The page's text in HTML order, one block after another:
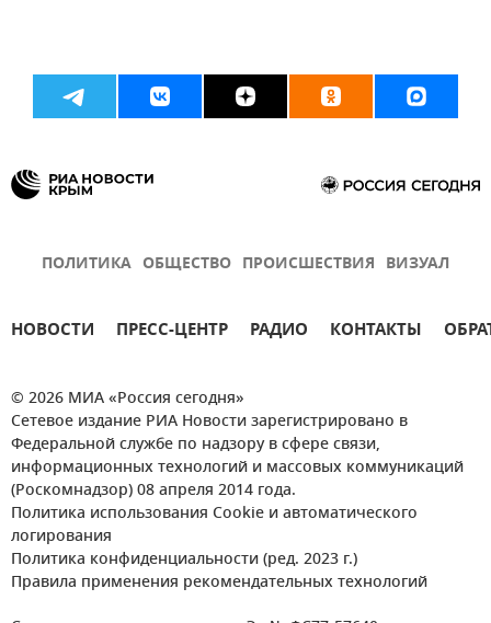
ПОЛИТИКА ОБЩЕСТВО ПРОИСШЕСТВИЯ ВИЗУАЛ
НОВОСТИ ПРЕСС-ЦЕНТР РАДИО КОНТАКТЫ
© 2026 МИА «Россия сегодня»
Сетевое издание РИА Новости зарегистрировано в
Федеральной службе по надзору в сфере связи,
информационных технологий и массовых коммуникаций
(Роскомнадзор) 08 апреля 2014 года.
Политика использования Cookie и автоматического
логирования
Политика конфиденциальности (ред. 2023 г.)
Правила применения рекомендательных технологий